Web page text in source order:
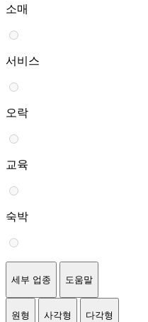
소매
서비스
오락
교육
숙박
세부 업종 도움말
원형 사각형 다각형